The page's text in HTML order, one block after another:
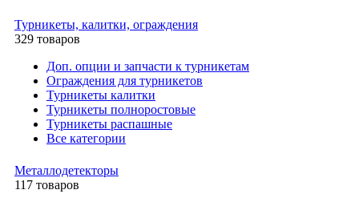
Турникеты, калитки, ограждения
329 товаров
Доп. опции и запчасти к турникетам
Ограждения для турникетов
Турникеты калитки
Турникеты полноростовые
Турникеты распашные
Все категории
Металлодетекторы
117 товаров